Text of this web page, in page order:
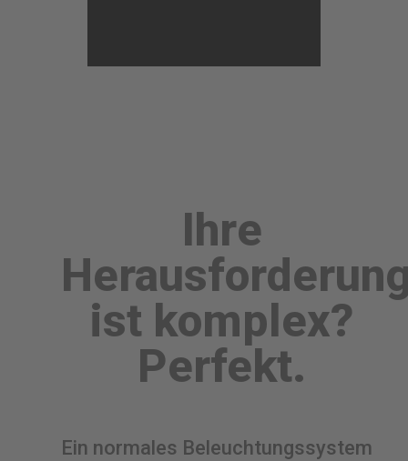
Ihre
ist komplex?
Perfekt.
Ein normales Beleuchtungssystem